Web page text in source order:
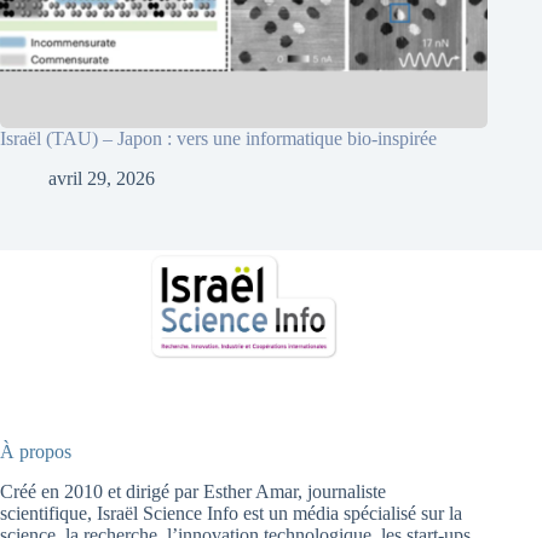
Israël (TAU) – Japon : vers une informatique bio-inspirée
avril 29, 2026
À propos
Créé en 2010 et dirigé par Esther Amar, journaliste
scientifique, Israël Science Info est un média spécialisé sur la